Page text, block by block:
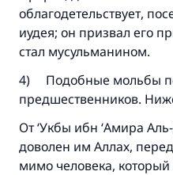
облагодетельствует,
иудея; он призвал его
стал мусульманином.
4) Подобные мольбы
предшественников.
От ‘Укбы ибн ‘Амира
доволен им Аллах,
мимо человека, который
Ответ № 110845